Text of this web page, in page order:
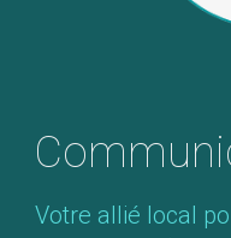
Votre allié local